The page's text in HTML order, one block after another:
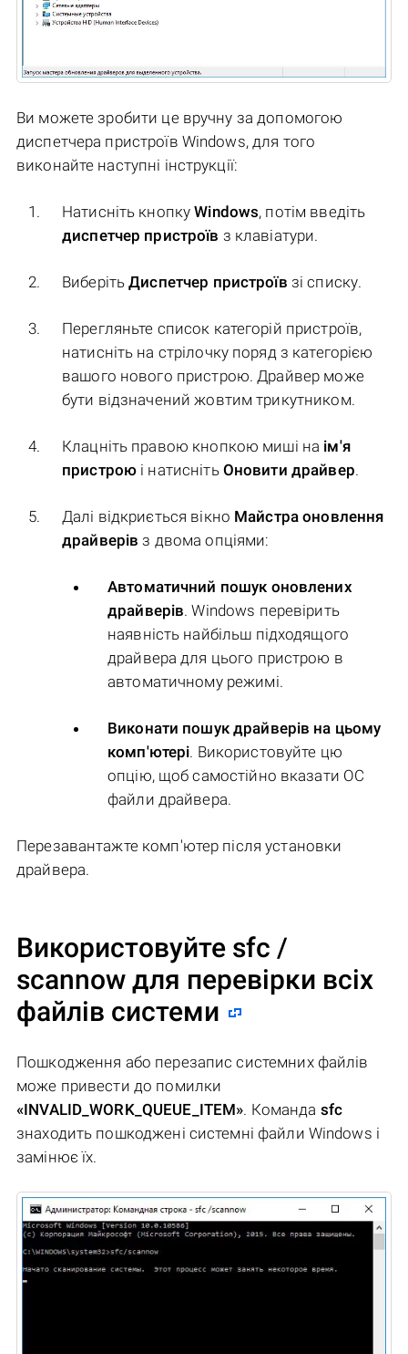
Ви можете зробити це вручну за допомогою
диспетчера пристроїв Windows, для того
виконайте наступні інструкції:
Натисніть кнопкуWindows, потім введіть
диспетчер пристроїв з клавіатури.
ВиберітьДиспетчер пристроїв зі списку.
Перегляньте список категорій пристроїв,
натисніть на стрілочку поряд з категорією
вашого нового пристрою. Драйвер може
бути відзначений жовтим трикутником.
Клацніть правою кнопкою миші на ім'я
пристрою і натисніть Оновити драйвер.
Далі відкриється вікно Майстра оновлення
драйверів з двома опціями:
Автоматичний пошук оновлених
драйверів. Windows перевірить
наявність найбільш підходящого
драйвера для цього пристрою в
автоматичному режимі.
Виконати пошук драйверів на цьому
комп'ютері. Використовуйте цю
опцію, щоб самостійно вказати ОС
файли драйвера.
Перезавантажте комп'ютер після установки
драйвера.
Використовуйте sfc /
scannow для перевірки всіх
файлів системи
Пошкодження або перезапис системних файлів
може привести до помилки
«INVALID_WORK_QUEUE_ITEM». Команда sfc
знаходить пошкоджені системні файли Windows і
замінює їх.